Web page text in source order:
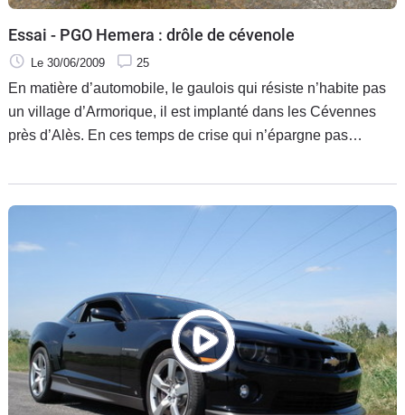
Services
Forum
Moto
Essai - PGO Hemera : drôle de cévenole
Le 30/06/2009 25
En matière d’automobile, le gaulois qui résiste n’habite pas
un village d’Armorique, il est implanté dans les Cévennes
près d’Alès. En ces temps de crise qui n’épargne pas
l’échine, et se relève dès que possible pour continuer à
évoluer et se développer. C’est une question de survie.